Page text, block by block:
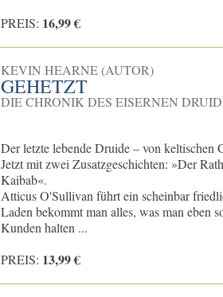
PREIS: 16,99 €
KEVIN HEARNE (AUTOR)
GEHETZT
DIE CHRONIK DES EISERNEN
Der letzte lebende Druide – von keltischen
Jetzt mit zwei Zusatzgeschichten: »Der
Kaibab«.
Atticus O'Sullivan führt ein scheinbar
Laden bekommt man alles, was man eben
Kunden halten ...
PREIS: 13,99 €